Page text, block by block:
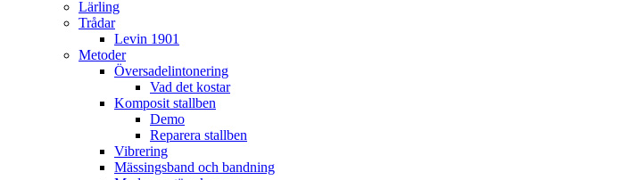
Lärling
Trådar
Levin 1901
Metoder
Översadelintonering
Vad det kostar
Komposit stallben
Demo
Reparera stallben
Vibrering
Mässingsband och bandning